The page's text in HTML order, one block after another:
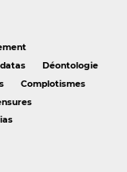
Déontologie
Complotismes